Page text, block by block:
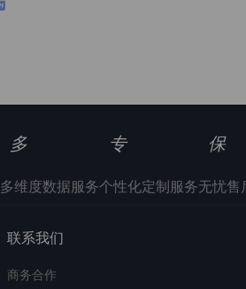
多
多维度数据服务
专
个性化定制服务
保
无忧售
联系我们
商务合作